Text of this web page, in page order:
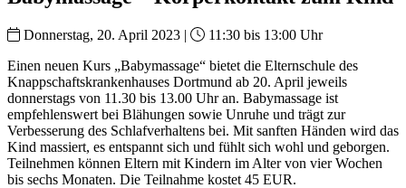
Donnerstag, 20. April 2023 |
11:30 bis 13:00 Uhr
Einen neuen Kurs „Babymassage“ bietet die Elternschule des
Knappschaftskrankenhauses Dortmund ab 20. April jeweils
donnerstags von 11.30 bis 13.00 Uhr an. Babymassage ist
empfehlenswert bei Blähungen sowie Unruhe und trägt zur
Verbesserung des Schlafverhaltens bei. Mit sanften Händen wird das
Kind massiert, es entspannt sich und fühlt sich wohl und geborgen.
Teilnehmen können Eltern mit Kindern im Alter von vier Wochen
bis sechs Monaten. Die Teilnahme kostet 45 EUR.